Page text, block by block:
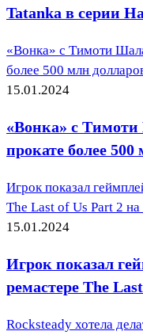
Tatanka в серии
«Вонка» с Тимоти
более 500 млн
15.01.2024
«Вонка» с
прокате более
Игрок показал
The Last of Us Part 2 на
15.01.2024
Игрок показал
ремастере The
Rocksteady хотела